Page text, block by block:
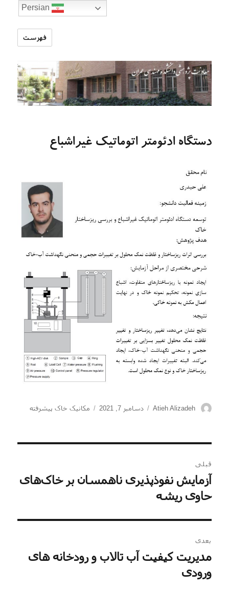
تارنمای
پژوهشی
دانشکده
مهندسی
فهرست
دستگاه ادئومتر اتوماتیک غیراشباع
نویسنده
Atieh Alizadeh
ارسال
دسامبر 7, 2021 دسته‌ها
مکانیک خاک پیشرفته
نوشته
قبلی
نوشته
قبلی:
آزمایش نفوذپذیری ناهمسان بر خاک‌های
حاوی ریشه
بعدی
نوشته
بعدی:
مدیریت کیفیت آب تالاب و رودخانه های
ورودی